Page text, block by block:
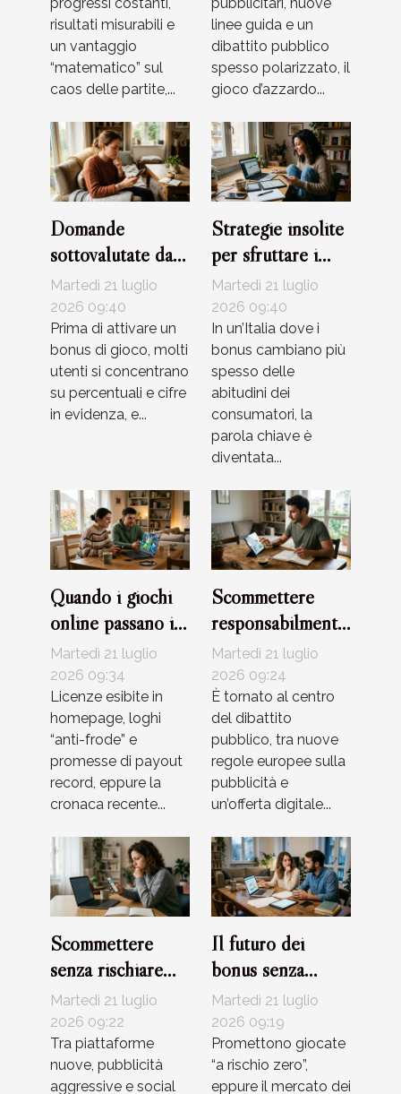
risultati misurabili e
un vantaggio
“matematico” sul
caos delle partite,...
dell’azzardo
linee guida e un
dibattito pubblico
spesso polarizzato, il
gioco d’azzardo...
Domande
sottovalutate da
porsi prima di
usare un bonus di
gioco
Martedì 21 luglio
2026 09:40
Prima di attivare un
bonus di gioco, molti
utenti si concentrano
su percentuali e cifre
in evidenza, e...
Strategie insolite
per sfruttare i
bonus senza
rischiare
Martedì 21 luglio
2026 09:40
In un’Italia dove i
bonus cambiano più
spesso delle
abitudini dei
consumatori, la
parola chiave è
diventata...
Quando i giochi
online passano il
test della
sicurezza?
Martedì 21 luglio
2026 09:34
Licenze esibite in
homepage, loghi
“anti-frode” e
promesse di payout
record, eppure la
cronaca recente...
Scommettere
responsabilmente:
equilibrio tra
adrenalina e
strategie di
gestione
Martedì 21 luglio
2026 09:24
È tornato al centro
del dibattito
pubblico, tra nuove
regole europee sulla
pubblicità e
un’offerta digitale...
Scommettere
senza rischiare
truffe: errori
comuni da evitare
Martedì 21 luglio
2026 09:22
Tra piattaforme
nuove, pubblicità
aggressive e social
Il futuro dei
bonus senza
deposito:
tendenza reale o
solo marketing?
Martedì 21 luglio
2026 09:19
Promettono giocate
“a rischio zero”,
eppure il mercato dei